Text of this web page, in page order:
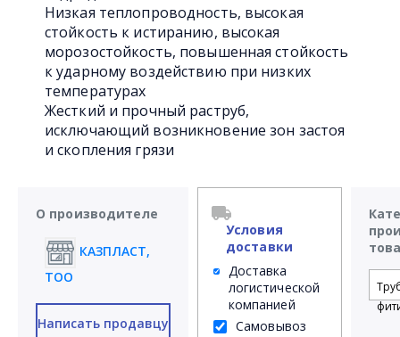
Низкая теплопроводность, высокая
стойкость к истиранию, высокая
морозостойкость, повышенная стойкость
к ударному воздействию при низких
температурах
Жесткий и прочный раструб,
исключающий возникновение зон застоя
и скопления грязи
О производителе
КАЗПЛАСТ,
ТОО
Написать продавцу
Условия
доставки
Доставка
логистической
компанией
Самовывоз